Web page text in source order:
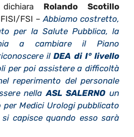
Rolando Scotillo
FISI/FSI –Abbiamo costretto,
per la Salute Pubblica, la
a cambiare il Piano
ilDEA di I° livello
per poi assistere a difficoltà
reperimento del personale
nellaASL SALERNO un
Medici Urologi pubblicato
capisce quando esso sarà